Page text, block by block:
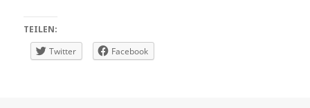
TEILEN:
Twitter
Facebook